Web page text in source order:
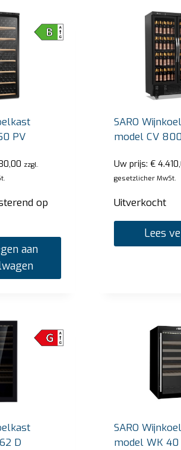
PV
zzgl.
op
aan
SARO
model CV
Uw prijs: €
gesetzlicher MwSt.
Uitverkocht
Lees
D
SARO
model WK 40
aan winkelwagen
Op